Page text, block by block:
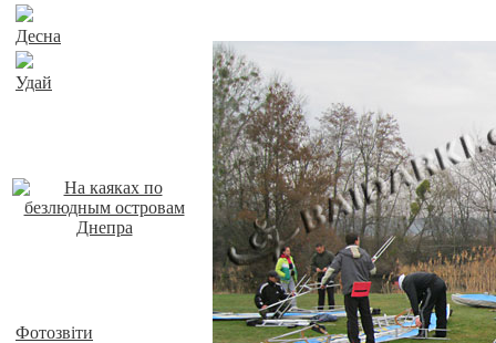
Десна
Удай
Фотозвіти